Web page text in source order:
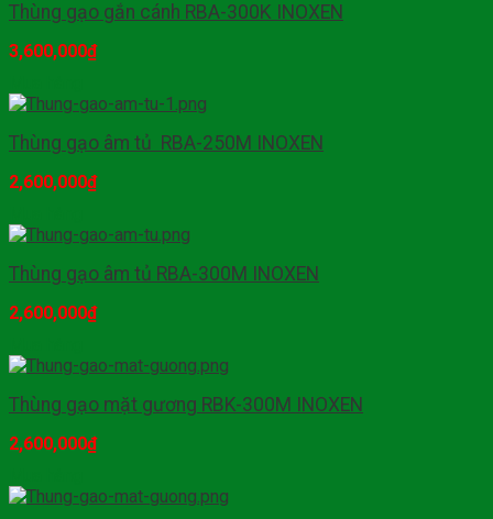
Thùng gạo gắn cánh RBA-300K INOXEN
3,600,000₫
Thùng gạo âm tủ RBA-250M INOXEN
2,600,000₫
Thùng gạo âm tủ RBA-300M INOXEN
2,600,000₫
Thùng gạo mặt gương RBK-300M INOXEN
2,600,000₫